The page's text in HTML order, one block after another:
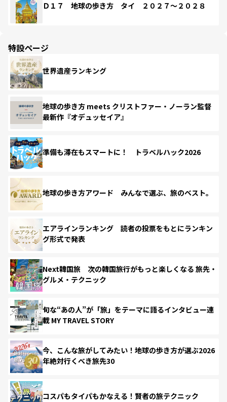
Ｄ１７ 地球の歩き方 タイ ２０２７～２０２８
特設ページ
世界遺産ランキング
地球の歩き方 meets クリストファー・ノーラン監督
最新作『オデュッセイア』
準備も滞在もスマートに！ トラベルハック2026
地球の歩き方アワード みんなで選ぶ、旅のベスト。
エアラインランキング 読者の投票をもとにランキン
グ形式で発表
Next韓国旅 次の韓国旅行がもっと楽しくなる 旅先・
グルメ・テクニック
旬な“あの人”が「旅」をテーマに語るインタビュー連
載 MY TRAVEL STORY
今、こんな旅がしてみたい！地球の歩き方が選ぶ2026
年絶対行くべき旅先30
コスパもタイパもかなえる！賢者の旅テクニック